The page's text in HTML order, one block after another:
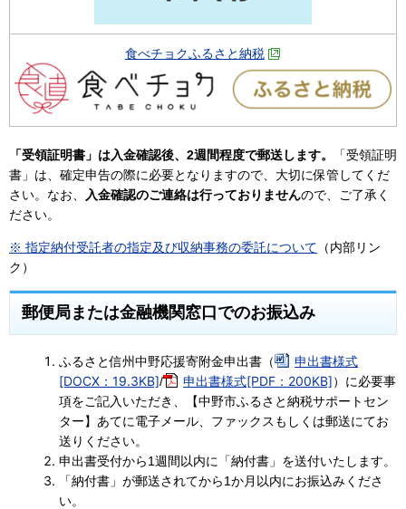
食べチョクふるさと納税
「受領証明書」は入金確認後、2週間程度で郵送します。
「受領証明
書」は、確定申告の際に必要となりますので、大切に保管してくだ
さい。なお、
入金確認のご連絡は行っておりませんので、ご了承く
ださい。
※ 指定納付受託者の指定及び収納事務の委託について （内部リン
ク）
郵便局または金融機関窓口でのお振込み
ふるさと信州中野応援寄附金申出書（
申出書様式
[DOCX：19.3KB]/ 申出書様式[PDF：200KB]）に必要事
項をご記入いただき、【中野市ふるさと納税サポートセン
ター】あてに電子メール、ファックスもしくは郵送にてお
送りください。
申出書受付から1週間以内に「納付書」を送付いたします。
「納付書」が郵送されてから1か月以内にお振込みくださ
い。